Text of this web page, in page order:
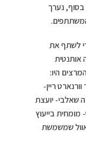
בסוף, נערך
לשתף את
אותנטית
היו:
ריין-
שאלבי- יועצת
מומחית בייעוץ
שמשמשת